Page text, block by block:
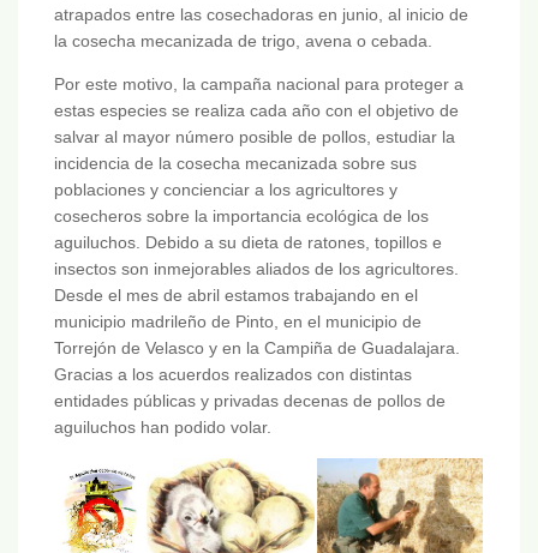
atrapados entre las cosechadoras en junio, al inicio de
la cosecha mecanizada de trigo, avena o cebada.
Por este motivo, la campaña nacional para proteger a
estas especies se realiza cada año con el objetivo de
salvar al mayor número posible de pollos, estudiar la
incidencia de la cosecha mecanizada sobre sus
poblaciones y concienciar a los agricultores y
cosecheros sobre la importancia ecológica de los
aguiluchos. Debido a su dieta de ratones, topillos e
insectos son inmejorables aliados de los agricultores.
Desde el mes de abril estamos trabajando en el
municipio madrileño de Pinto, en el municipio de
Torrejón de Velasco y en la Campiña de Guadalajara.
Gracias a los acuerdos realizados con distintas
entidades públicas y privadas decenas de pollos de
aguiluchos han podido volar.